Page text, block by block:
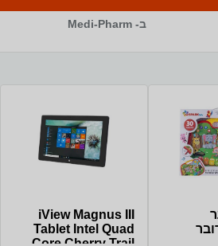
ב- Medi-Pharm
iView Magnus III
Tablet Intel Quad
Core Cherry Trail